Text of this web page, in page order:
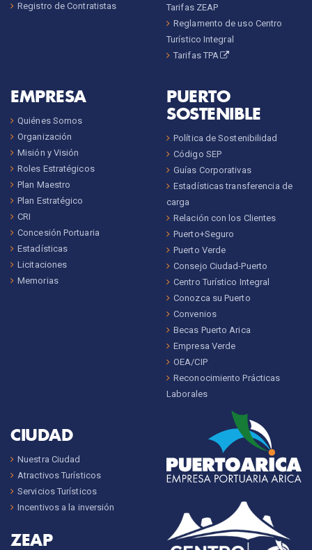
Registro de Contratistas
Tarifas ZEAP
Reglamento de uso Centro
Turístico Integral
Tarifas TPA
EMPRESA
Quiénes Somos
Organización
Misión y Visión
Roles Estratégicos
Plan Maestro
Plan Estratégico
CRI
Concesión Portuaria
Estadísticas
Licitaciones
Memorias
PUERTO
SOSTENIBLE
Política de Sostenibilidad
Código SEP
Guías Corporativas
Estadísticas transferencia de
carga
Relación con los Clientes
Puerto+Seguro
Puerto Verde
Consejo Ciudad-Puerto
Centro Turístico Integral
Conozca su Puerto
Convenios
Becas Puerto Arica
Empresa Verde
OEA/CIP
Reconocimiento Prácticas
Laborales
CIUDAD
Nuestra Ciudad
Atractivos Turísticos
Servicios Turísticos
Incentivos a la inversión
ZEAP